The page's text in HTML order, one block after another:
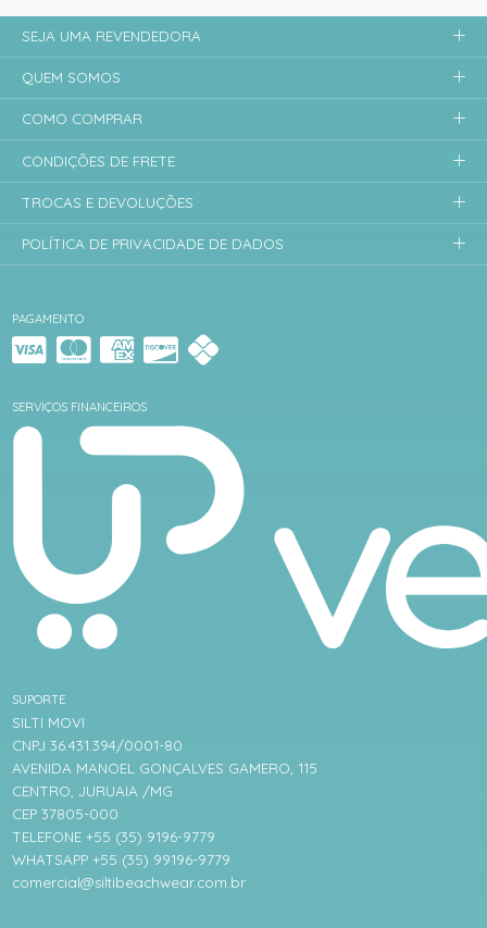
PAGAMENTO
SERVIÇOS FINANCEIROS
SUPORTE
SILTI MOVI
CNPJ 36.431.394/0001-80
AVENIDA MANOEL GONÇALVES GAMERO, 115
CENTRO, JURUAIA /MG
CEP 37805-000
TELEFONE +55 (35) 9196-9779
WHATSAPP +55 (35) 99196-9779
comercial@siltibeachwear.com.br
SEJA UMA REVENDEDORA
QUEM SOMOS
COMO COMPRAR
CONDIÇÕES DE FRETE
TROCAS E DEVOLUÇÕES
POLÍTICA DE PRIVACIDADE DE DADOS